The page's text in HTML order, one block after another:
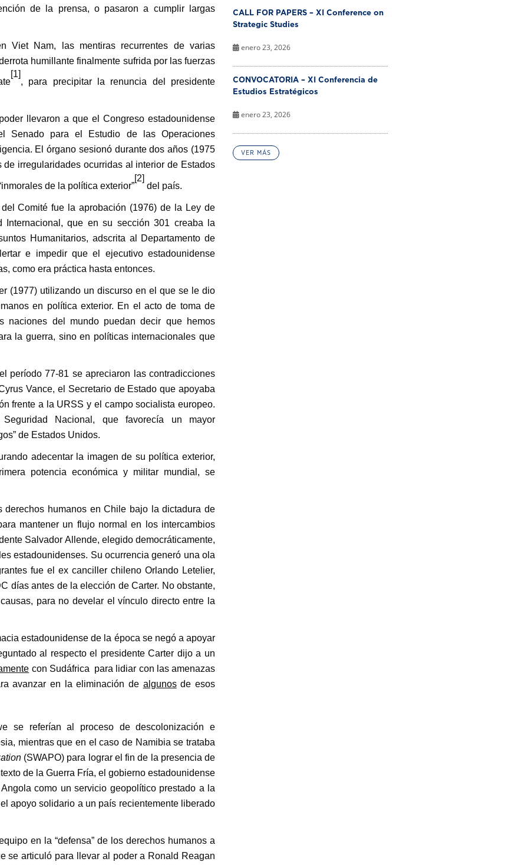
de la prensa, o pasaron a cumplir largas
Viet Nam, las mentiras recurrentes de varias
humillante finalmente sufrida por las fuerzas
[1]
, para precipitar la renuncia del presidente
llevaron a que el Congreso estadounidense
para el Estudio de las Operaciones
El órgano sesionó durante dos años (1975
irregularidades ocurridas al interior de Estados
de la política exterior”
[2]
del país.
Comité fue la aprobación (1976) de la Ley de
Internacional, que en su sección 301 creaba la
Humanitarios, adscrita al Departamento de
e impedir que el ejecutivo estadounidense
como era práctica hasta entonces.
(1977) utilizando un discurso en el que se le dio
en política exterior. En el acto de toma de
naciones del mundo puedan decir que hemos
la guerra, sino en políticas internacionales que
período 77-81 se apreciaron las contradicciones
Vance, el Secretario de Estado que apoyaba
frente a la URSS y el campo socialista europeo.
Nacional, que favorecía un mayor
de Estados Unidos.
adecentar la imagen de su política exterior,
potencia económica y militar mundial, se
humanos en Chile bajo la dictadura de
mantener un flujo normal en los intercambios
Salvador Allende, elegido democráticamente,
estadounidenses. Su ocurrencia generó una ola
fue el ex canciller chileno Orlando Letelier,
días antes de la elección de Carter. No obstante,
para no develar el vínculo directo entre la
estadounidense de la época se negó a apoyar
al respecto el presidente Carter dijo a un
con Sudáfrica para lidiar con las amenazas
avanzar en la eliminación de algunosde esos
se referían al proceso de descolonización e
mientras que en el caso de Namibia se trataba
(SWAPO) para lograr el fin de la presencia de
de la Guerra Fría, el gobierno estadounidense
como un servicio geopolítico prestado a la
apoyo solidario a un país recientemente liberado
en la “defensa” de los derechos humanos a
se articuló para llevar al poder a Ronald Reagan
CALL FOR PAPERS – XI Conference on
Strategic Studies
enero 23, 2026
CONVOCATORIA – XI Conferencia de
Estudios Estratégicos
enero 23, 2026
VER MÁS